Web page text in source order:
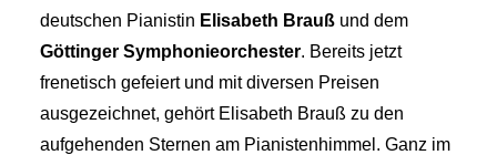
deutschen Pianistin Elisabeth Brauß und dem
Göttinger Symphonieorchester. Bereits jetzt
frenetisch gefeiert und mit diversen Preisen
ausgezeichnet, gehört Elisabeth Brauß zu den
aufgehenden Sternen am Pianistenhimmel. Ganz im